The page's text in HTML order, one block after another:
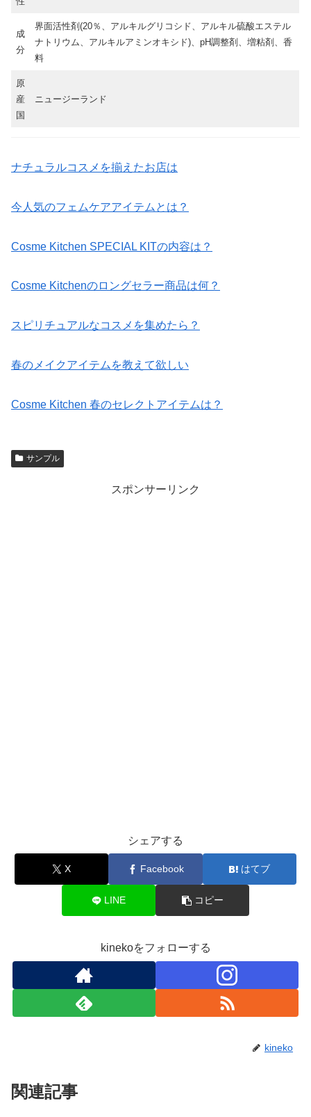
成
分
界面活性剤(20％、アルキルグリコシド、アルキル硫酸エステル
ナトリウム、アルキルアミンオキシド)、pH調整剤、増粘剤、香
料
原
産
国
ニュージーランド
ナチュラルコスメを揃えたお店は
今人気のフェムケアアイテムとは？
Cosme Kitchen SPECIAL KITの内容は？
Cosme Kitchenのロングセラー商品は何？
スピリチュアルなコスメを集めたら？
春のメイクアイテムを教えて欲しい
Cosme Kitchen 春のセレクトアイテムは？
サンプル
スポンサーリンク
シェアする
X Facebook はてブ
LINE コピー
kinekoをフォローする
kineko
関連記事